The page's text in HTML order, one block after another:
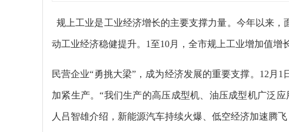
规上工业是工业经济增长的主要支撑力量。今年以来
动工业经济稳健提升。1至10月，全市规上工业增加值增
民营企业“勇挑大梁”，成为经济发展的重要支撑。12月
加紧生产。“我们生产的高压成型机、油压成型机广泛
人吕智雄介绍，新能源汽车持续火爆、低空经济加速腾